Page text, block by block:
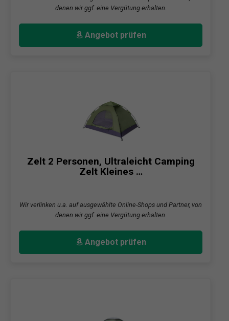
denen wir ggf. eine Vergütung erhalten.
Angebot prüfen
Zelt 2 Personen, Ultraleicht Camping
Zelt Kleines …
Wir verlinken u.a. auf ausgewählte Online-Shops und Partner, von
denen wir ggf. eine Vergütung erhalten.
Angebot prüfen